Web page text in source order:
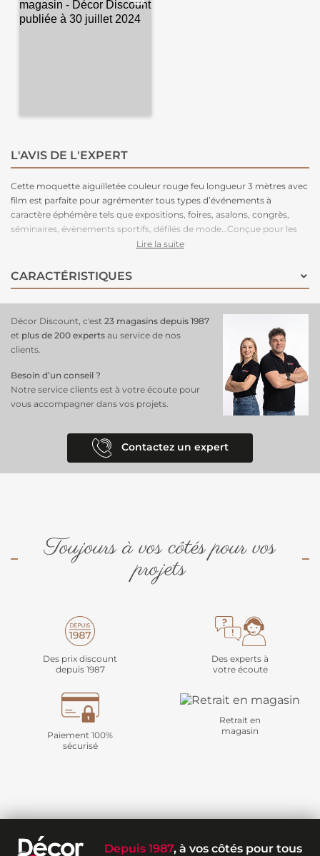
L'AVIS DE L'EXPERT
Cette moquette aiguilletée couleur rouge feu longueur 3 mètres avec
film est parfaite pour agrémenter tous types d’événements à
caractère éphémère tels que expositions, foires, asalons, congrès,
séminaires, évènements sportifs, défilés de mode…Conçue pour les
grands volumes de pose, cette moquette est légère à manipuler,
face. Très stable, cette moquette peut être posée en bord à bord ou
en superposé. Parce que le respect de l’environnement est la priorité
moquette 100% recyclable, permettant un recyclage total après
Lire la suite
CARACTÉRISTIQUES
Décor Discount, c'est 23 magasins depuis 1987
et plus de 200 experts au service de nos
clients.
Besoin d’un conseil ?
Notre service clients est à votre écoute pour
vous accompagner dans vos projets.
Contactez un expert
Toujours à vos côtés pour vos
projets
Des prix discount
depuis 1987
Des experts à
votre écoute
Paiement 100%
sécurisé
Retrait en
magasin
Depuis 1987, à vos côtés pour tous